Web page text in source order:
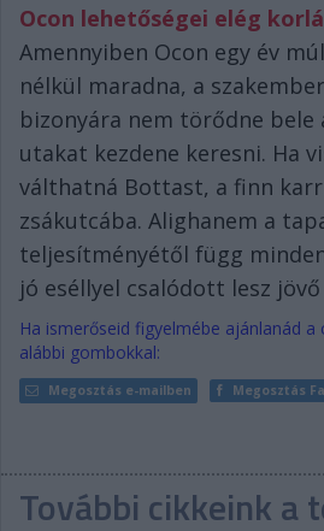
Ocon lehetőségei elég
Amennyiben Ocon egy év
nélkül maradna, a
bizonyára nem törődne bele
utakat kezdene keresni. Ha
válthatná Bottast, a finn
zsákutcába. Alighanem a
teljesítményétől függ
jó eséllyel csalódott lesz
Ha ismerőseid figyelmébe ajánlanád
alábbi gombokkal:
Megosztás e-mailben Megosztás
További cikkeink a